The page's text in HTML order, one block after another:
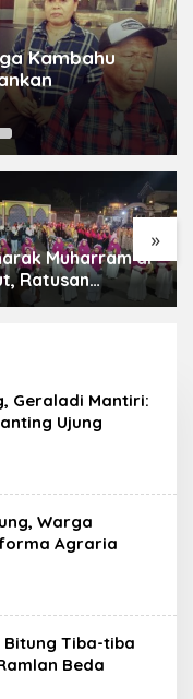
Kambahu
»
Muharram di
Ratusan
Ramaikan
Geraladi Mantiri:
Ujung
Warga
Agraria
Bitung Tiba-tiba
Beda